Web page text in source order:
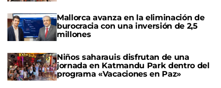
Mallorca avanza en la eliminación de
burocracia con una inversión de 2,5
millones
Niños saharauis disfrutan de una
jornada en Katmandu Park dentro del
programa «Vacaciones en Paz»